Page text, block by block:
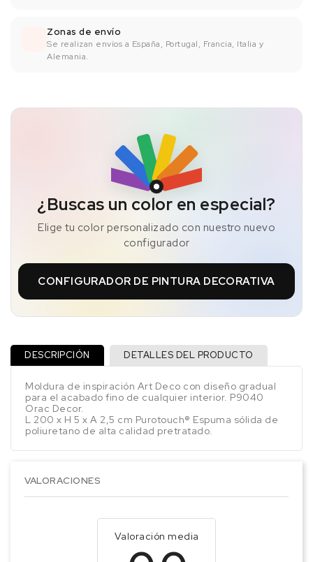
Zonas de envío
Se realizan envíos a España, Portugal, Francia, Italia y
Alemania.
¿Buscas un color en especial?
Elige tu color personalizado con nuestro nuevo
configurador
CONFIGURADOR DE PINTURA DECORATIVA
DESCRIPCIÓN DETALLES DEL PRODUCTO
Moldura de inspiración Art Deco con diseño gradual
para el acabado fino de cualquier interior. P9040
Orac Decor.
L 200 x H 5 x A 2,5 cm Purotouch® Espuma sólida de
poliuretano de alta calidad pretratado.
VALORACIONES
Valoración media